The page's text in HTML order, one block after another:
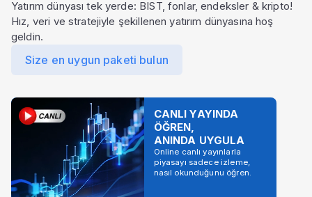
Yatırım dünyası tek yerde: BIST, fonlar, endeksler & kripto!
Hız, veri ve stratejiyle şekillenen yatırım dünyasına hoş
geldin.
Size en uygun paketi bulun
CANLI YAYINDA
ÖĞREN,
ANINDA UYGULA
Online canlı yayınlarla
piyasayı sadece izleme,
nasıl okunduğunu öğren.